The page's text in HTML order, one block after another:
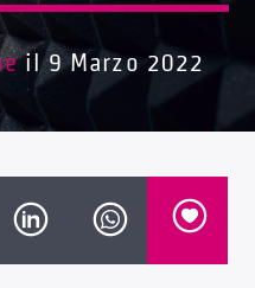
il 9 Marzo 2022